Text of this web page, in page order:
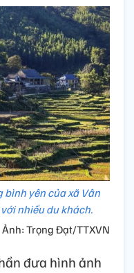
yên của xã Vân
nhiều du khách.
Ảnh: Trọng Đạt/TTXVN
đưa hình ảnh